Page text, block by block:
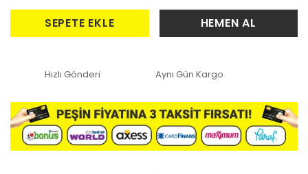
SEPETE EKLE HEMEN AL
Hızlı Gönderi Aynı Gün Kargo